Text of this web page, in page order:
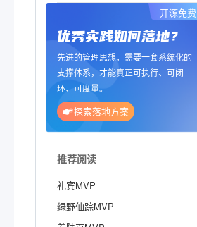
开源免费
优秀实践如何落地？
先进的管理思想，需要一套系统化的
支撑体系，才能真正可执行、可闭
环、可度量。
探索落地方案
推荐阅读
礼宾MVP
绿野仙踪MVP